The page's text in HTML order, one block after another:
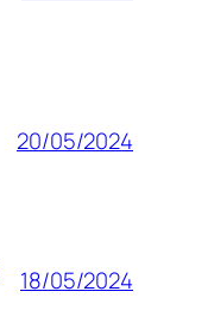
20/05/2024
18/05/2024